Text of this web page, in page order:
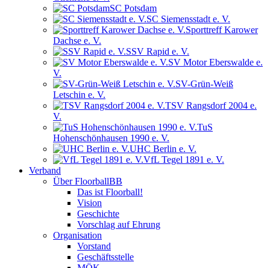
SC Potsdam
SC Siemensstadt e. V.
Sporttreff Karower
Dachse e. V.
SSV Rapid e. V.
SV Motor Eberswalde e.
V.
SV-Grün-Weiß
Letschin e. V.
TSV Rangsdorf 2004 e.
V.
TuS
Hohenschönhausen 1990 e. V.
UHC Berlin e. V.
VfL Tegel 1891 e. V.
Verband
Über FloorballBB
Das ist Floorball!
Vision
Geschichte
Vorschlag auf Ehrung
Organisation
Vorstand
Geschäftsstelle